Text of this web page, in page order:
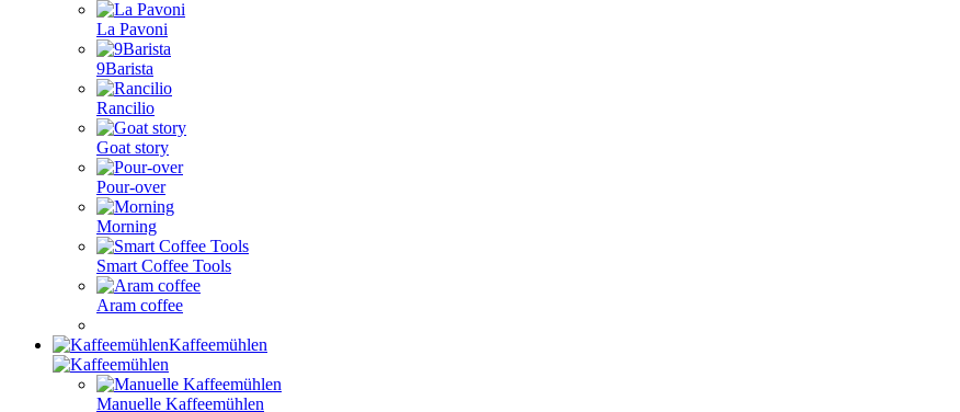
La Pavoni
9Barista
Rancilio
Goat story
Pour-over
Morning
Smart Coffee Tools
Aram coffee
Kaffeemühlen
Manuelle Kaffeemühlen